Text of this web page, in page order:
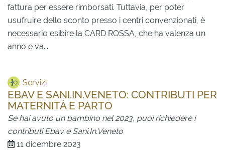
fattura per essere rimborsati. Tuttavia, per poter
usufruire dello sconto presso i centri convenzionati, è
necessario esibire la CARD ROSSA, che ha valenza un
anno e va...
Servizi
EBAV E SANI.IN.VENETO: CONTRIBUTI PER
MATERNITÀ E PARTO
Se hai avuto un bambino nel 2023, puoi richiedere i
contributi Ebav e Sani.In.Veneto
11 dicembre 2023